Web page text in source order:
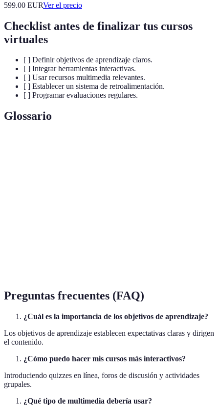
599.00 EURVer el precio
Checklist antes de finalizar tus cursos
virtuales
[ ] Definir objetivos de aprendizaje claros.
[ ] Integrar herramientas interactivas.
[ ] Usar recursos multimedia relevantes.
[ ] Establecer un sistema de retroalimentación.
[ ] Programar evaluaciones regulares.
Glossario
Preguntas frecuentes (FAQ)
¿Cuál es la importancia de los objetivos de aprendizaje?
Los objetivos de aprendizaje establecen expectativas claras y dirigen
el contenido.
¿Cómo puedo hacer mis cursos más interactivos?
Introduciendo quizzes en línea, foros de discusión y actividades
grupales.
¿Qué tipo de multimedia debería usar?